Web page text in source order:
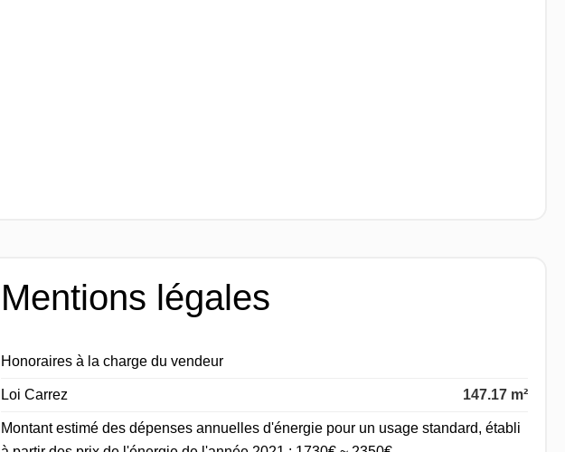
Mentions légales
Honoraires à la charge du vendeur
Loi Carrez 147.17 m²
Montant estimé des dépenses annuelles d'énergie pour un usage standard, établi